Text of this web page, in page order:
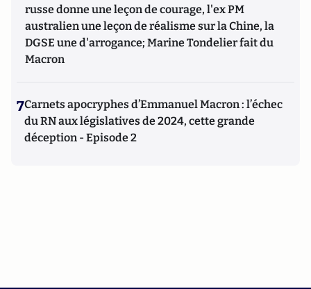
russe donne une leçon de courage, l'ex PM
australien une leçon de réalisme sur la Chine, la
DGSE une d'arrogance; Marine Tondelier fait du
Macron
7Carnets apocryphes d’Emmanuel Macron : l’échec
du RN aux législatives de 2024, cette grande
déception - Episode 2